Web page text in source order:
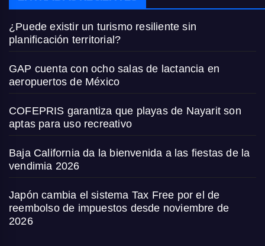
¿Puede existir un turismo resiliente sin
planificación territorial?
GAP cuenta con ocho salas de lactancia en
aeropuertos de México
COFEPRIS garantiza que playas de Nayarit son
aptas para uso recreativo
Baja California da la bienvenida a las fiestas de la
vendimia 2026
Japón cambia el sistema Tax Free por el de
reembolso de impuestos desde noviembre de
2026